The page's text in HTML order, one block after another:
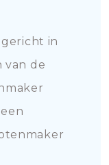
in
van de